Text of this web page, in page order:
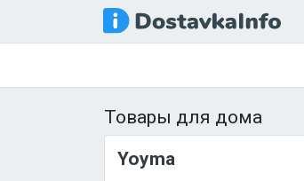
Товары для дома
Yoyma